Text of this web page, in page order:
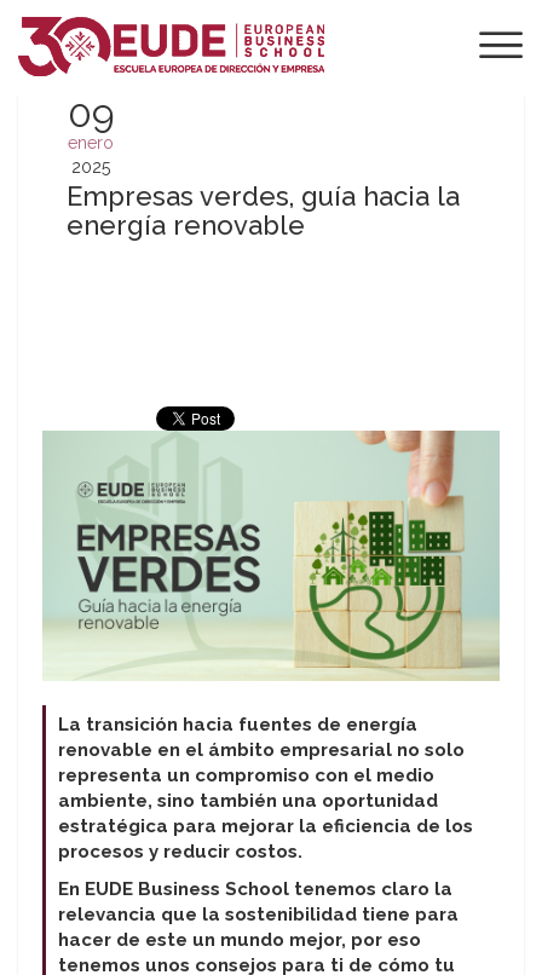
09
enero
2025
Empresas verdes, guía hacia la
energía renovable
La transición hacia fuentes de energía
renovable en el ámbito empresarial no solo
representa un compromiso con el medio
ambiente, sino también una oportunidad
estratégica para mejorar la eficiencia de los
procesos y reducir costos.
En EUDE Business School tenemos claro la
relevancia que la sostenibilidad tiene para
hacer de este un mundo mejor, por eso
tenemos unos consejos para ti de cómo tu